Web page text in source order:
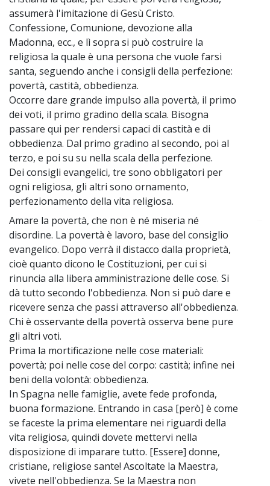
assumerà l'imitazione di Gesù Cristo.
Confessione, Comunione, devozione alla
Madonna, ecc., e lì sopra si può costruire la
religiosa la quale è una persona che vuole farsi
santa, seguendo anche i consigli della perfezione:
povertà, castità, obbedienza.
Occorre dare grande impulso alla povertà, il primo
dei voti, il primo gradino della scala. Bisogna
passare qui per rendersi capaci di castità e di
obbedienza. Dal primo gradino al secondo, poi al
terzo, e poi su su nella scala della perfezione.
Dei consigli evangelici, tre sono obbligatori per
ogni religiosa, gli altri sono ornamento,
perfezionamento della vita religiosa.
Amare la povertà, che non è né miseria né
disordine. La povertà è lavoro, base del consiglio
evangelico. Dopo verrà il distacco dalla proprietà,
cioè quanto dicono le Costituzioni, per cui si
rinuncia alla libera amministrazione delle cose. Si
dà tutto secondo l'obbedienza. Non si può dare e
ricevere senza che passi attraverso all'obbedienza.
Chi è osservante della povertà osserva bene pure
gli altri voti.
Prima la mortificazione nelle cose materiali:
povertà; poi nelle cose del corpo: castità; infine nei
beni della volontà: obbedienza.
In Spagna nelle famiglie, avete fede profonda,
buona formazione. Entrando in casa [però] è come
se faceste la prima elementare nei riguardi della
vita religiosa, quindi dovete mettervi nella
disposizione di imparare tutto. [Essere] donne,
cristiane, religiose sante! Ascoltate la Maestra,
vivete nell'obbedienza. Se la Maestra non